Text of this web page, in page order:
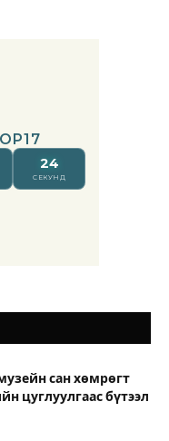
сан хөмрөгт
цуглуулгаас бүтээл